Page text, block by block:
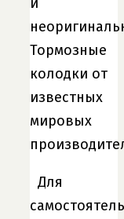
Тормозные
колодки от
известных
мировых
Для